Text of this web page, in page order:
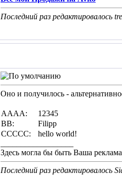
Последний раз редактировалось
Оно и получилось -
AAAA:
12345
BB:
Filipp
CCCCC:
hello world!
Здесь могла бы быть Ваша реклама
Последний раз редактировалось